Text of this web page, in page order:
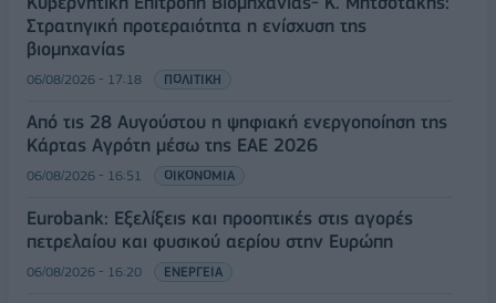
Στρατηγική προτεραιότητα η ενίσχυση της
βιομηχανίας
06/08/2026 - 17:18 ΠΟΛΙΤΙΚΗ
Από τις 28 Αυγούστου η ψηφιακή ενεργοποίηση της
Κάρτας Αγρότη μέσω της ΕΑΕ 2026
06/08/2026 - 16:51 ΟΙΚΟΝΟΜΙΑ
Eurobank: Εξελίξεις και προοπτικές στις αγορές
πετρελαίου και φυσικού αερίου στην Ευρώπη
06/08/2026 - 16:20 ΕΝΕΡΓΕΙΑ